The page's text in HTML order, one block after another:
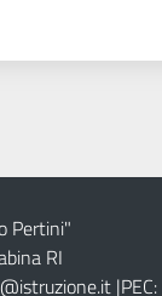
Pertini"
RI
|PEC: